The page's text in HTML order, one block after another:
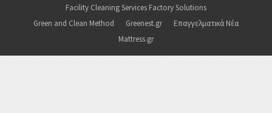
Facility Cleaning Services Factory Solutions
Green and Clean Method
Greenest.gr
Επαγγελματικά Νέα
Mattress.gr